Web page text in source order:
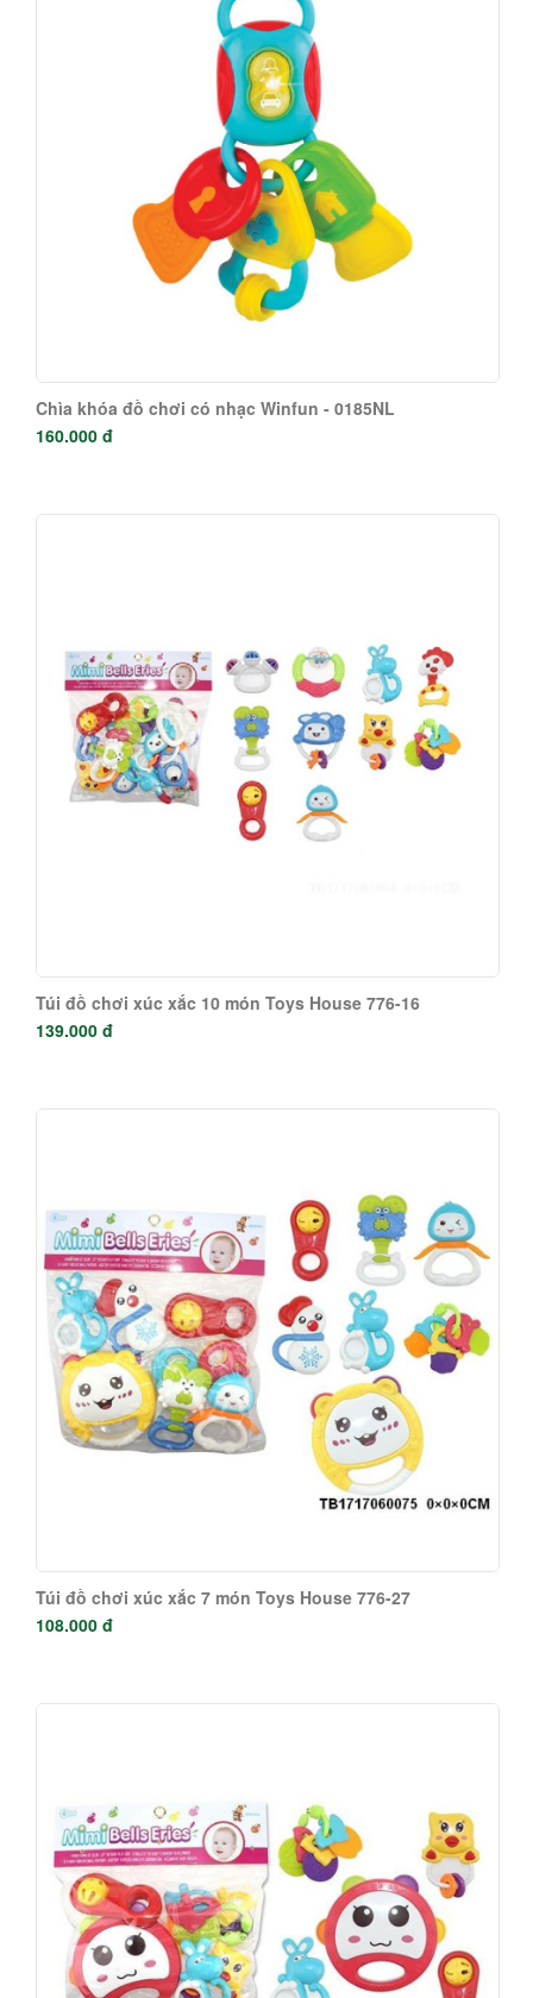
Chìa khóa đồ chơi có nhạc Winfun - 0185NL
160.000 đ
Túi đồ chơi xúc xắc 10 món Toys House 776-16
139.000 đ
Túi đồ chơi xúc xắc 7 món Toys House 776-27
108.000 đ